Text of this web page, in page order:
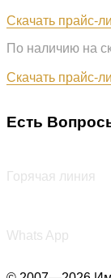
Скачать прайс-
По наличию на
Скачать прайс-
Есть
Горячая линия
Whats App